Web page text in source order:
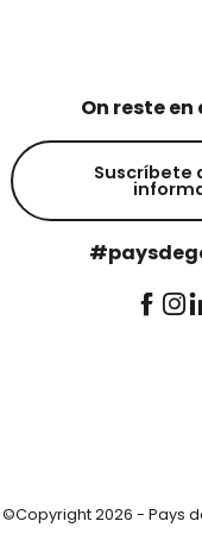
On reste
Suscríbete
©Copyright 2026 - Pays